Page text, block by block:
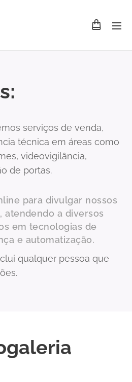
serviços de venda,
técnica em áreas como
videovigilância,
de portas.
para divulgar nossos
atendendo a diversos
em tecnologias de
e automatização.
qualquer pessoa que